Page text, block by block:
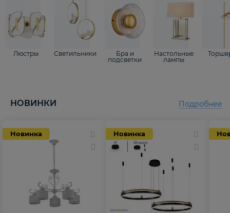
Люстры Светильники
Бра и
подсветки
Настольные
лампы
НОВИНКИ
Новинка Новинка
Подробнее